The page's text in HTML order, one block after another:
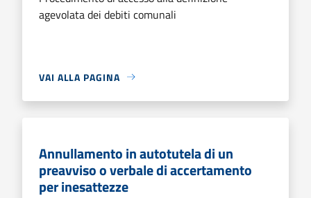
agevolata dei debiti comunali
VAI ALLA PAGINA
Annullamento in autotutela di un
preavviso o verbale di accertamento
per inesattezze